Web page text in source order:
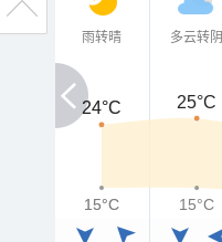
雨转晴 多云转阴
24°C
24°C
25°C
15°C
15°C 15°C